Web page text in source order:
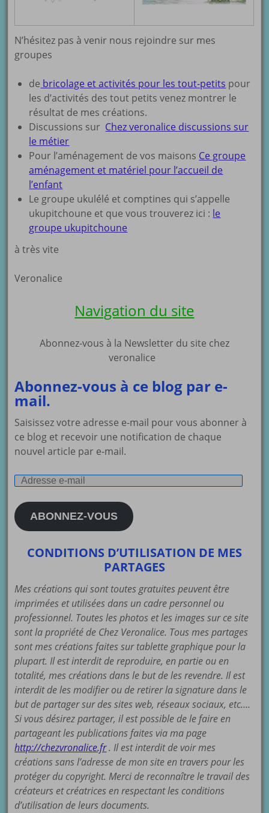
N’hésitez pas à venir nous rejoindre sur mes
groupes
de bricolage et activités pour les tout-petits pour
les d’activités des tout petits venez montrer le
résultat de mes créations.
Discussions sur Chez veronalice discussions sur
le métier
Pour l’aménagement de vos maisons Ce groupe
aménagement et matériel pour l’accueil de
l’enfant
Le groupe ukulélé et comptines qui s’appelle
ukupitchoune et que vous trouverez ici : le
groupe ukupitchoune
à très vite
Veronalice
Navigation du site
Abonnez-vous à la Newsletter du site chez
veronalice
Abonnez-vous à ce blog par e-
mail.
Saisissez votre adresse e-mail pour vous abonner à
ce blog et recevoir une notification de chaque
nouvel article par e-mail.
Adresse
mail
ABONNEZ-VOUS
CONDITIONS D’UTILISATION DE MES
PARTAGES
Mes créations qui sont toutes gratuites peuvent être
imprimées et utilisées dans un cadre personnel ou
professionnel. Toutes les photos et les images sur ce site
sont la propriété de Chez Veronalice. Tous mes partages
sont mes créations faites sur tablette graphique pour la
plupart. Il est interdit de reproduire, en partie ou en
totalité, mes créations dans le but de les revendre. Il est
interdit de les modifier ou de retirer la signature dans le
but de partager sur des sites web, réseaux sociaux, etc….
Si vous désirez partager, il est possible de le faire en
partageant les publications faites via ma page
http://chezvronalice.fr. Il est interdit de voir mes
créations sans l’adresse de mon site en travers pour les
protéger du copyright. Merci de reconnaître le travail des
créateurs et créatrices en respectant les conditions
d’utilisation de leurs documents.